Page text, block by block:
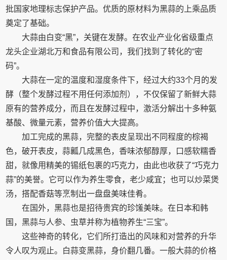
批国家地理标志保护产品。优质的原材料为黑蒜的上乘品质
奠定了基础。
大蒜由白变“黑”，关键在发酵。在农业产业化省级重点
龙头企业湖北万和食品有限公司，我们找到了转化的“密
码”。
大蒜在一定的温度和湿度条件下，经过大约33个月的发
酵（整个发酵过程不用任何添加剂），不仅保留了新鲜大蒜
原有的营养成分，而且在发酵过程中，激活分解出十多种氨
基酸、微量元素，营养价值大大提高。
加工完成的黑蒜，完整的表皮呈现出不同程度的棕褐
色，破开表皮，蒜瓤几成黑色，香味浓郁醇厚，口感软糯香
甜，就像用精美的锡纸包裹的巧克力，由此也收获了“巧克力
蒜”的美誉。它可以作为养生零食，老少咸宜；也可以炒菜煲
汤，搭配香菇等烹制出一盘盘美味佳肴。
在国外，黑蒜也是招待贵宾的珍馐美味。在日本和韩
国，黑蒜与人参、虫草并称为植物养生“三宝”。
这些神奇的转化，它们所打造出的风味和对营养的升华
令人叹为观止。白蒜变黑蒜，身价翻几番。一般大蒜的价格